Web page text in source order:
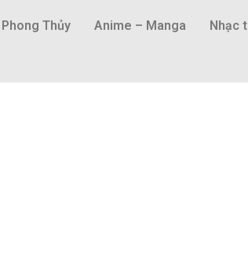
Phong Thủy Anime – Manga Nhạc